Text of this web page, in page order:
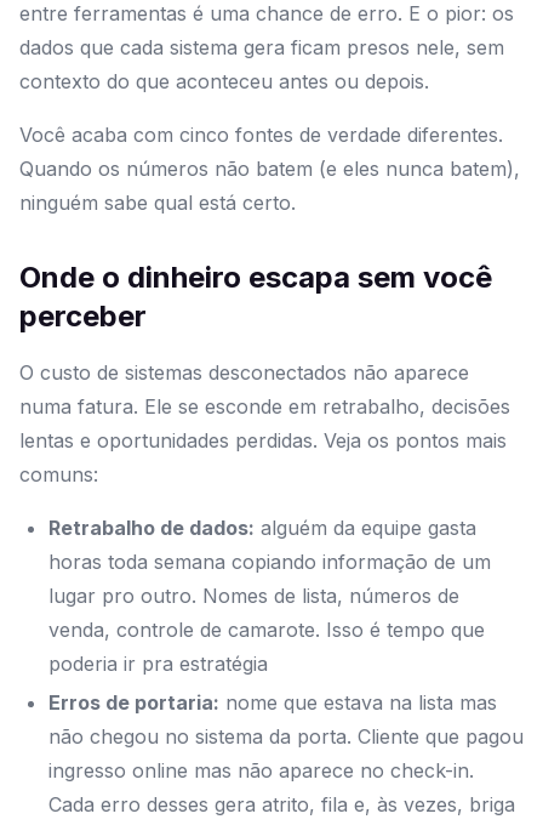
entre ferramentas é uma chance de erro. E o pior: os
dados que cada sistema gera ficam presos nele, sem
contexto do que aconteceu antes ou depois.
Você acaba com cinco fontes de verdade diferentes.
Quando os números não batem (e eles nunca batem),
ninguém sabe qual está certo.
Onde o dinheiro escapa sem você
perceber
O custo de sistemas desconectados não aparece
numa fatura. Ele se esconde em retrabalho, decisões
lentas e oportunidades perdidas. Veja os pontos mais
comuns:
Retrabalho de dados: alguém da equipe gasta
horas toda semana copiando informação de um
lugar pro outro. Nomes de lista, números de
venda, controle de camarote. Isso é tempo que
poderia ir pra estratégia
Erros de portaria: nome que estava na lista mas
não chegou no sistema da porta. Cliente que pagou
ingresso online mas não aparece no check-in.
Cada erro desses gera atrito, fila e, às vezes, briga